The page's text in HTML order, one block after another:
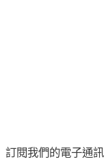
訂閱我們的電子通訊